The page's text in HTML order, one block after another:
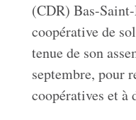
(CDR) Bas-
coopérative de
tenue de son
septembre, pour
coopératives et à